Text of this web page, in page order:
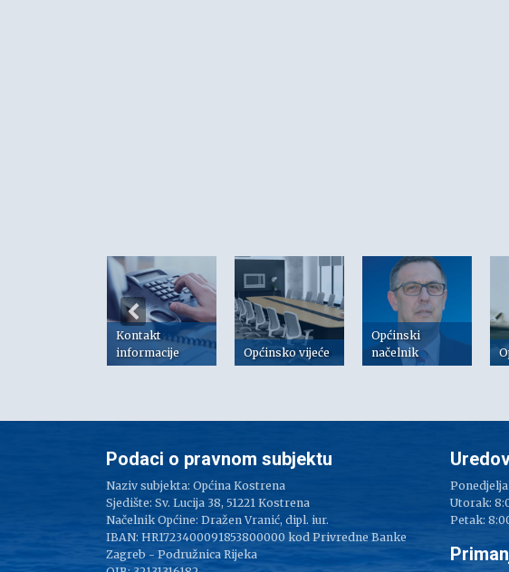
Kontakt
informacije
Općinsko vijeće
Općinski
načelnik
Podaci o pravnom subjektu
Naziv subjekta: Općina Kostrena
Sjedište: Sv. Lucija 38, 51221 Kostrena
Načelnik Općine: Dražen Vranić, dipl. iur.
IBAN: HR1723400091853800000 kod Privredne Banke
Zagreb - Podružnica Rijeka
Utorak:
Petak: